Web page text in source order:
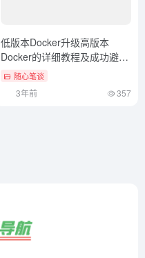
低版本Docker升级高版本
Docker的详细教程及成功避坑
（docker的版本命令）没想到
随心笔谈
3年前 357